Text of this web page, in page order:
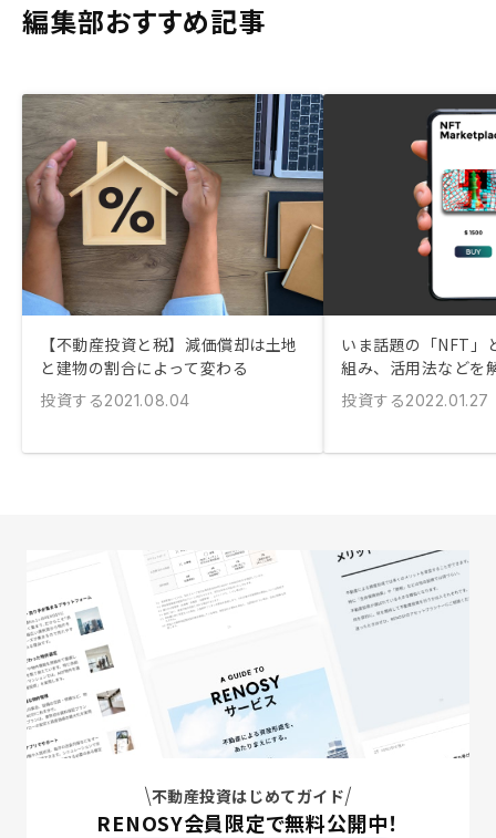
編集部おすすめ記事
【不動産投資と税】減価償却は土地
と建物の割合によって変わる
投資する2021.08.04
いま話題の「NFT」
組み、活用法などを
投資する2022.01.27
不動産投資はじめてガイド
RENOSY会員限定で無料公開中！